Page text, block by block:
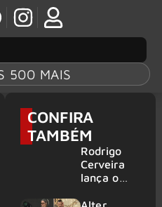
500 MAIS
CONFIRA
TAMBÉM
Rodrigo
Cerveira
lança o
Searcher”